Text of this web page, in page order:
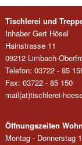
Tischlerei und
Inhaber Gert Hösel
Hainstrasse 11
09212 Limbach-
Telefon: 03722 - 85
Fax: 03722 - 85 150
mail(at)tischlerei-
Öffnungszeiten
Montag - Donnerstag